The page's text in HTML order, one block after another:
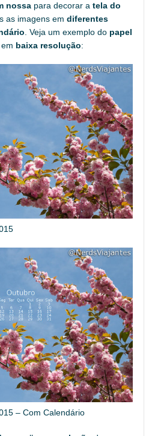
nossa para decorar atela do
as imagens emdiferentes
. Veja um exemplo do papel
em baixa resolução:
– Com Calendário